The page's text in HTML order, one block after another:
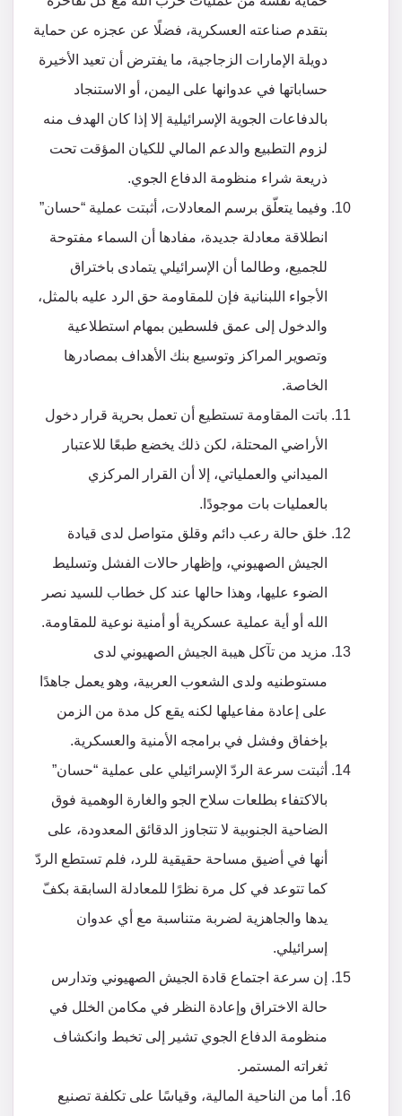
بتقدم صناعته العسكرية، فضلًا عن عجزه عن حماية
دويلة الإمارات الزجاجية، ما يفترض أن تعيد الأخيرة
حساباتها في عدوانها على اليمن، أو الاستنجاد
بالدفاعات الجوية الإسرائيلية إلا إذا كان الهدف منه
لزوم التطبيع والدعم المالي للكيان المؤقت تحت
ذريعة شراء منظومة الدفاع الجوي.
وفيما يتعلّق برسم المعادلات، أثبتت عملية “حسان”
انطلاقة معادلة جديدة، مفادها أن السماء مفتوحة
للجميع، وطالما أن الإسرائيلي يتمادى باختراق
الأجواء اللبنانية فإن للمقاومة حق الرد عليه بالمثل،
والدخول إلى عمق فلسطين بمهام استطلاعية
وتصوير المراكز وتوسيع بنك الأهداف بمصادرها
الخاصة.
باتت المقاومة تستطيع أن تعمل بحرية قرار دخول
الأراضي المحتلة، لكن ذلك يخضع طبعًا للاعتبار
الميداني والعملياتي، إلا أن القرار المركزي
بالعمليات بات موجودًا.
خلق حالة رعب دائم وقلق متواصل لدى قيادة
الجيش الصهيوني، وإظهار حالات الفشل وتسليط
الضوء عليها، وهذا حالها عند كل خطاب للسيد نصر
الله أو أية عملية عسكرية أو أمنية نوعية للمقاومة.
مزيد من تآكل هيبة الجيش الصهيوني لدى
مستوطنيه ولدى الشعوب العربية، وهو يعمل جاهدًا
على إعادة مفاعيلها لكنه يقع كل مدة من الزمن
بإخفاق وفشل في برامجه الأمنية والعسكرية.
أثبتت سرعة الردّ الإسرائيلي على عملية “حسان”
بالاكتفاء بطلعات سلاح الجو والغارة الوهمية فوق
الضاحية الجنوبية لا تتجاوز الدقائق المعدودة، على
أنها في أضيق مساحة حقيقية للرد، فلم تستطع الردّ
كما تتوعد في كل مرة نظرًا للمعادلة السابقة بكفّ
يدها والجاهزية لضربة متناسبة مع أي عدوان
إسرائيلي.
إن سرعة اجتماع قادة الجيش الصهيوني وتدارس
حالة الاختراق وإعادة النظر في مكامن الخلل في
منظومة الدفاع الجوي تشير إلى تخبط وانكشاف
ثغراته المستمر.
أما من الناحية المالية، وقياسًا على تكلفة تصنيع